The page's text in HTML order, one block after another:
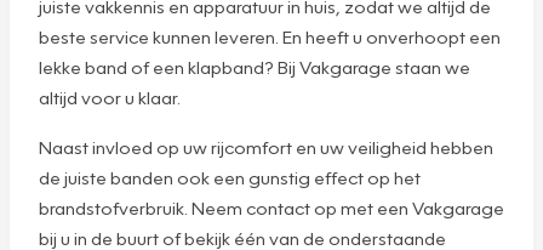
juiste vakkennis en apparatuur in huis, zodat we altijd de
beste service kunnen leveren. En heeft u onverhoopt een
lekke band of een klapband? Bij Vakgarage staan we
altijd voor u klaar.
Naast invloed op uw rijcomfort en uw veiligheid hebben
de juiste banden ook een gunstig effect op het
brandstofverbruik. Neem contact op met een Vakgarage
bij u in de buurt of bekijk één van de onderstaande